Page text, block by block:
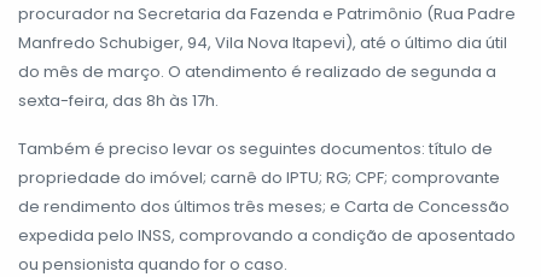
procurador na Secretaria da Fazenda e Patrimônio (Rua Padre
Manfredo Schubiger, 94, Vila Nova Itapevi), até o último dia útil
do mês de março. O atendimento é realizado de segunda a
sexta-feira, das 8h às 17h.
Também é preciso levar os seguintes documentos: título de
propriedade do imóvel; carnê do IPTU; RG; CPF; comprovante
de rendimento dos últimos três meses; e Carta de Concessão
expedida pelo INSS, comprovando a condição de aposentado
ou pensionista quando for o caso.